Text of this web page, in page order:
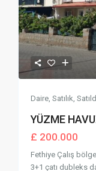
Daire ,Satılık ,
YÜZME
£ 200.000
Fethiye Çalış
3+1 çatı dubleks